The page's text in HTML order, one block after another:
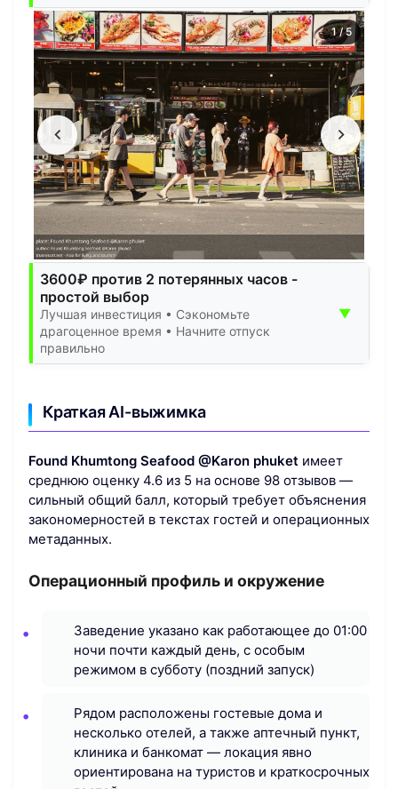
1/5
3600₽ против 2 потерянных часов -
простой выбор
Лучшая инвестиция • Сэкономьте
драгоценное время • Начните отпуск
правильно
▼
Краткая AI-выжимка
Found Khumtong Seafood @Karon phuket имеет
среднюю оценку 4.6 из 5 на основе 98 отзывов —
сильный общий балл, который требует объяснения
закономерностей в текстах гостей и операционных
метаданных.
Операционный профиль и окружение
Заведение указано как работающее до 01:00
ночи почти каждый день, с особым
режимом в субботу (поздний запуск)
Рядом расположены гостевые дома и
несколько отелей, а также аптечный пункт,
клиника и банкомат — локация явно
ориентирована на туристов и краткосрочных